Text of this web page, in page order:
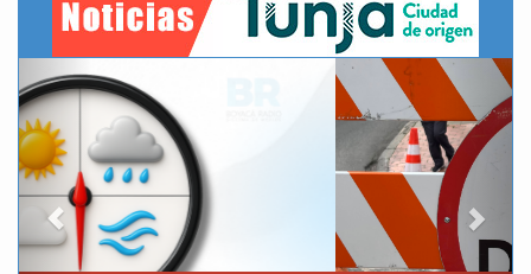
Previous Next